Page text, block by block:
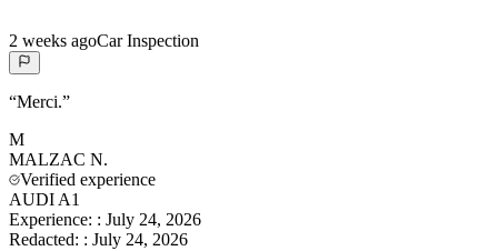
2 weeks agoCar Inspection
“Merci.”
M
MALZAC N.
Verified experience
AUDI A1
Experience: : July 24, 2026
Redacted: : July 24, 2026